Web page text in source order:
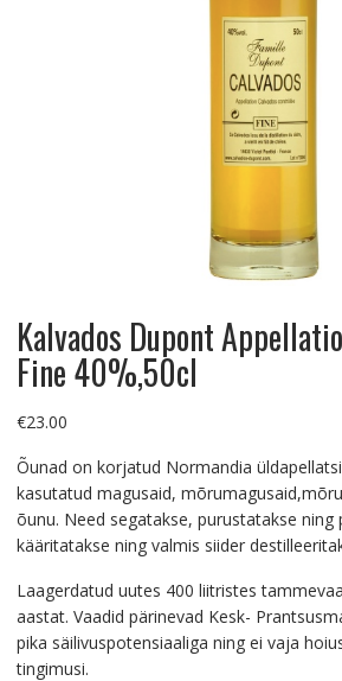
Kalvados Dupont
Fine 40%,50cl
€23.00
Õunad on korjatud Normandia
kasutatud magusaid,
õunu. Need segatakse, purustatakse ning
kääritatakse ning valmis siider
Laagerdatud uutes 400 liitristes
aastat. Vaadid pärinevad Kesk-
pika säilivuspotensiaaliga ning ei vaja
tingimusi.